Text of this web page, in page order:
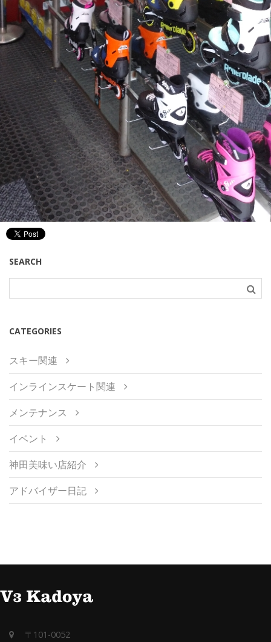
SEARCH
CATEGORIES
スキー関連
インラインスケート関連
メンテナンス
イベント
神田美味い店紹介
アドバイザー日記
〒101-0052